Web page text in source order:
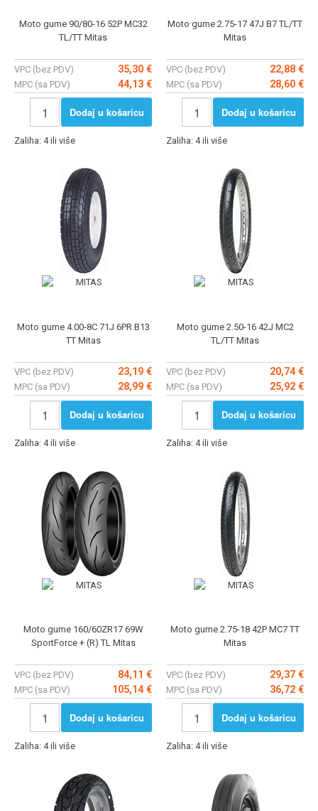
Moto gume 90/80-16 52P MC32
TL/TT Mitas
VPC (bez PDV) 35,30 €
MPC (sa PDV) 44,13 €
Dodaj u košaricu
Zaliha: 4 ili više
Moto gume 2.75-17 47J B7 TL/TT
Mitas
VPC (bez PDV) 22,88 €
MPC (sa PDV) 28,60 €
Dodaj u košaricu
Zaliha: 4 ili više
Moto gume 4.00-8C 71J 6PR B13
TT Mitas
VPC (bez PDV) 23,19 €
MPC (sa PDV) 28,99 €
Dodaj u košaricu
Zaliha: 4 ili više
Moto gume 2.50-16 42J MC2
TL/TT Mitas
VPC (bez PDV) 20,74 €
MPC (sa PDV) 25,92 €
Dodaj u košaricu
Zaliha: 4 ili više
Moto gume 160/60ZR17 69W
SportForce + (R) TL Mitas
VPC (bez PDV) 84,11 €
MPC (sa PDV) 105,14 €
Dodaj u košaricu
Zaliha: 4 ili više
Moto gume 2.75-18 42P MC7 TT
Mitas
VPC (bez PDV) 29,37 €
MPC (sa PDV) 36,72 €
Dodaj u košaricu
Zaliha: 4 ili više